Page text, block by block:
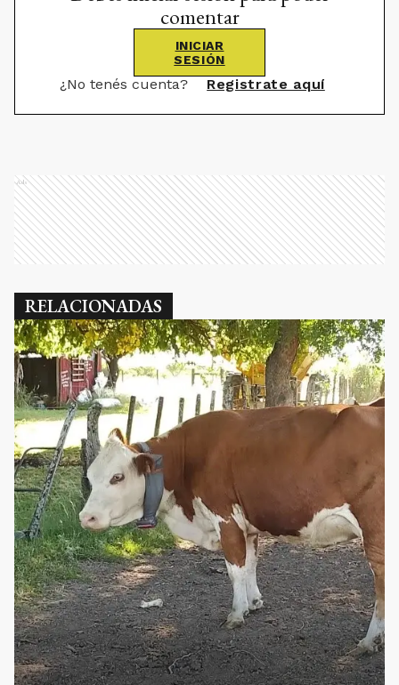
comentar
INICIAR
SESIÓN
¿No tenés cuenta? Registrate aquí
Ads
RELACIONADAS